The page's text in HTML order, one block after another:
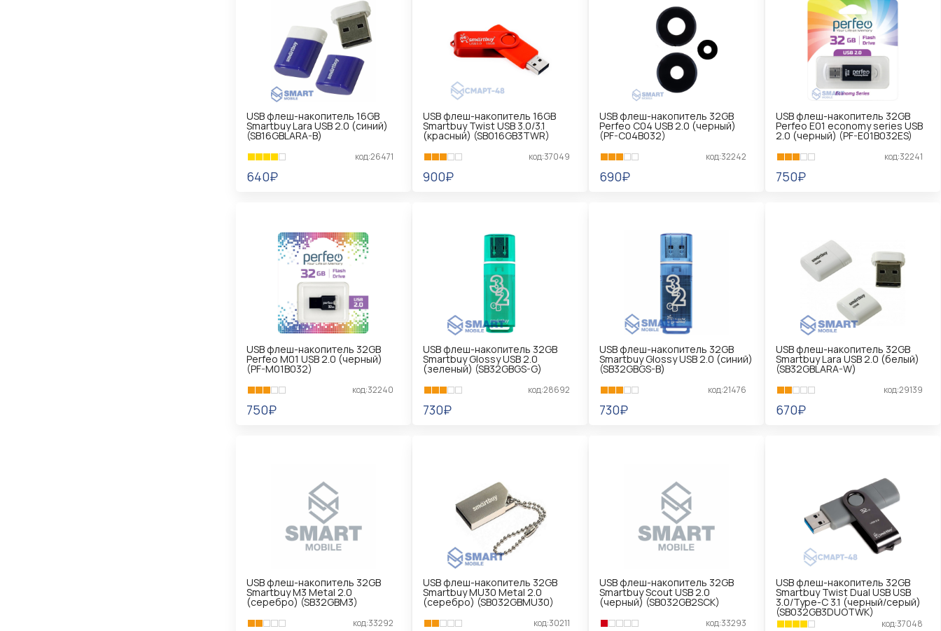
USB флеш-накопитель 16GB
Smartbuy Lara USB 2.0 (синий)
(SB16GBLARA-B)
код:26471
640₽
USB флеш-накопитель 16GB
Smartbuy Twist USB 3.0/3.1
(красный) (SB016GB3TWR)
код:37049
900₽
USB флеш-накопитель 32GB
Perfeo C04 USB 2.0 (черный)
(PF-C04B032)
код:32242
690₽
USB флеш-накопитель 32GB
Perfeo E01 economy series USB
2.0 (черный) (PF-E01B032ES)
код:32241
750₽
USB флеш-накопитель 32GB
Perfeo M01 USB 2.0 (черный)
(PF-M01B032)
код:32240
750₽
USB флеш-накопитель 32GB
Smartbuy Glossy USB 2.0
(зеленый) (SB32GBGS-G)
код:28692
730₽
USB флеш-накопитель 32GB
Smartbuy Glossy USB 2.0 (синий)
(SB32GBGS-B)
код:21476
730₽
USB флеш-накопитель 32GB
Smartbuy Lara USB 2.0 (белый)
(SB32GBLARA-W)
код:29139
670₽
USB флеш-накопитель 32GB
Smartbuy M3 Metal 2.0
(серебро) (SB32GBM3)
код:33292
USB флеш-накопитель 32GB
Smartbuy MU30 Metal 2.0
(серебро) (SB032GBMU30)
код:30211
USB флеш-накопитель 32GB
Smartbuy Scout USB 2.0
(черный) (SB032GB2SCK)
код:33293
USB флеш-накопитель 32GB
Smartbuy Twist Dual USB USB
3.0/Type-C 3.1 (черный/серый)
(SB032GB3DUOTWK)
код:37048